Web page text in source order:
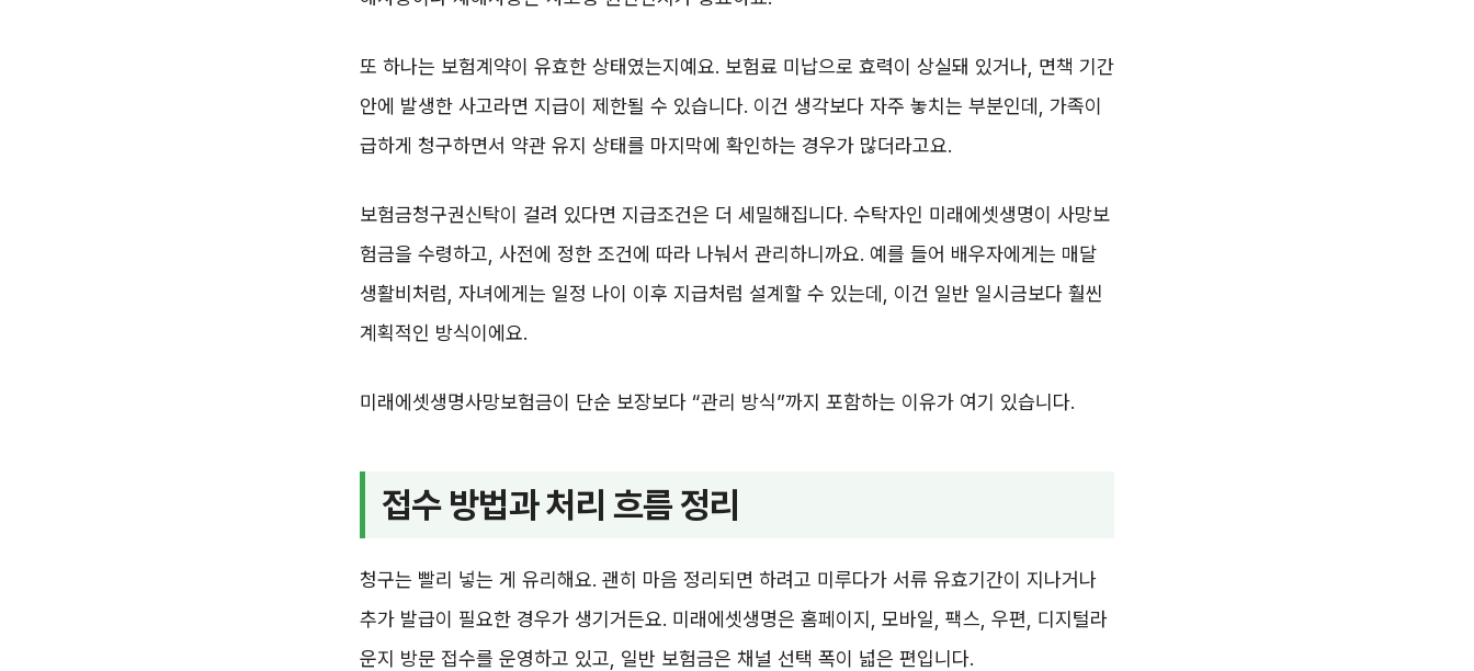
또 하나는 보험계약이 유효한 상태였는지예요. 보험료 미납으로 효력이 상실돼 있거나, 면책 기간
안에 발생한 사고라면 지급이 제한될 수 있습니다. 이건 생각보다 자주 놓치는 부분인데, 가족이
급하게 청구하면서 약관 유지 상태를 마지막에 확인하는 경우가 많더라고요.
보험금청구권신탁이 걸려 있다면 지급조건은 더 세밀해집니다. 수탁자인 미래에셋생명이 사망보
험금을 수령하고, 사전에 정한 조건에 따라 나눠서 관리하니까요. 예를 들어 배우자에게는 매달
생활비처럼, 자녀에게는 일정 나이 이후 지급처럼 설계할 수 있는데, 이건 일반 일시금보다 훨씬
계획적인 방식이에요.
미래에셋생명사망보험금이 단순 보장보다 “관리 방식”까지 포함하는 이유가 여기 있습니다.
접수 방법과 처리 흐름 정리
청구는 빨리 넣는 게 유리해요. 괜히 마음 정리되면 하려고 미루다가 서류 유효기간이 지나거나
추가 발급이 필요한 경우가 생기거든요. 미래에셋생명은 홈페이지, 모바일, 팩스, 우편, 디지털라
운지 방문 접수를 운영하고 있고, 일반 보험금은 채널 선택 폭이 넓은 편입니다.